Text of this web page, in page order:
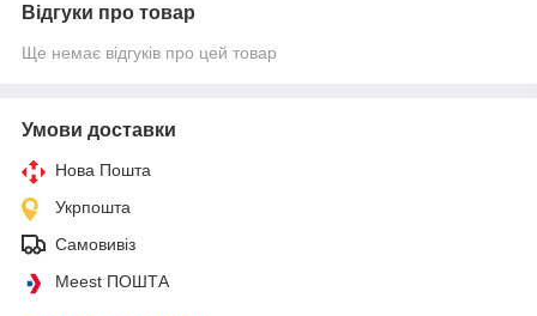
Відгуки про товар
Ще немає відгуків про цей товар
Умови доставки
Нова Пошта
Укрпошта
Самовивіз
Meest ПОШТА